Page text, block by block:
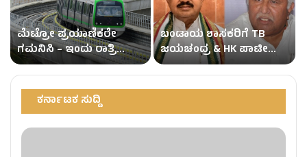
ಮೆಟ್ರೋ ಪ್ರಯಾಣಿಕರೇ
ಗಮನಿಸಿ – ಇಂದು ರಾತ್ರಿ
ಮೆಟ್ರೋ ಸೇವೆಗಳಲ್ಲಿ
ತಾತ್ಕಾಲಿಕ ಬದಲಾವಣೆ!
ಬಂಡಾಯ ಶಾಸಕರಿಗೆ TB
ಜಯಚಂದ್ರ & HK ಪಾಟೀಲ್
ನೇತೃತ್ವ – ಅಧಿವೇಶನದಲ್ಲಿ
ಡಿಕೆಶಿಗೆ ಮುಜುಗರ!
ಕರ್ನಾಟಕ ಸುದ್ದಿ